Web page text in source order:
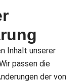
Inhalt unserer
passen die
der von